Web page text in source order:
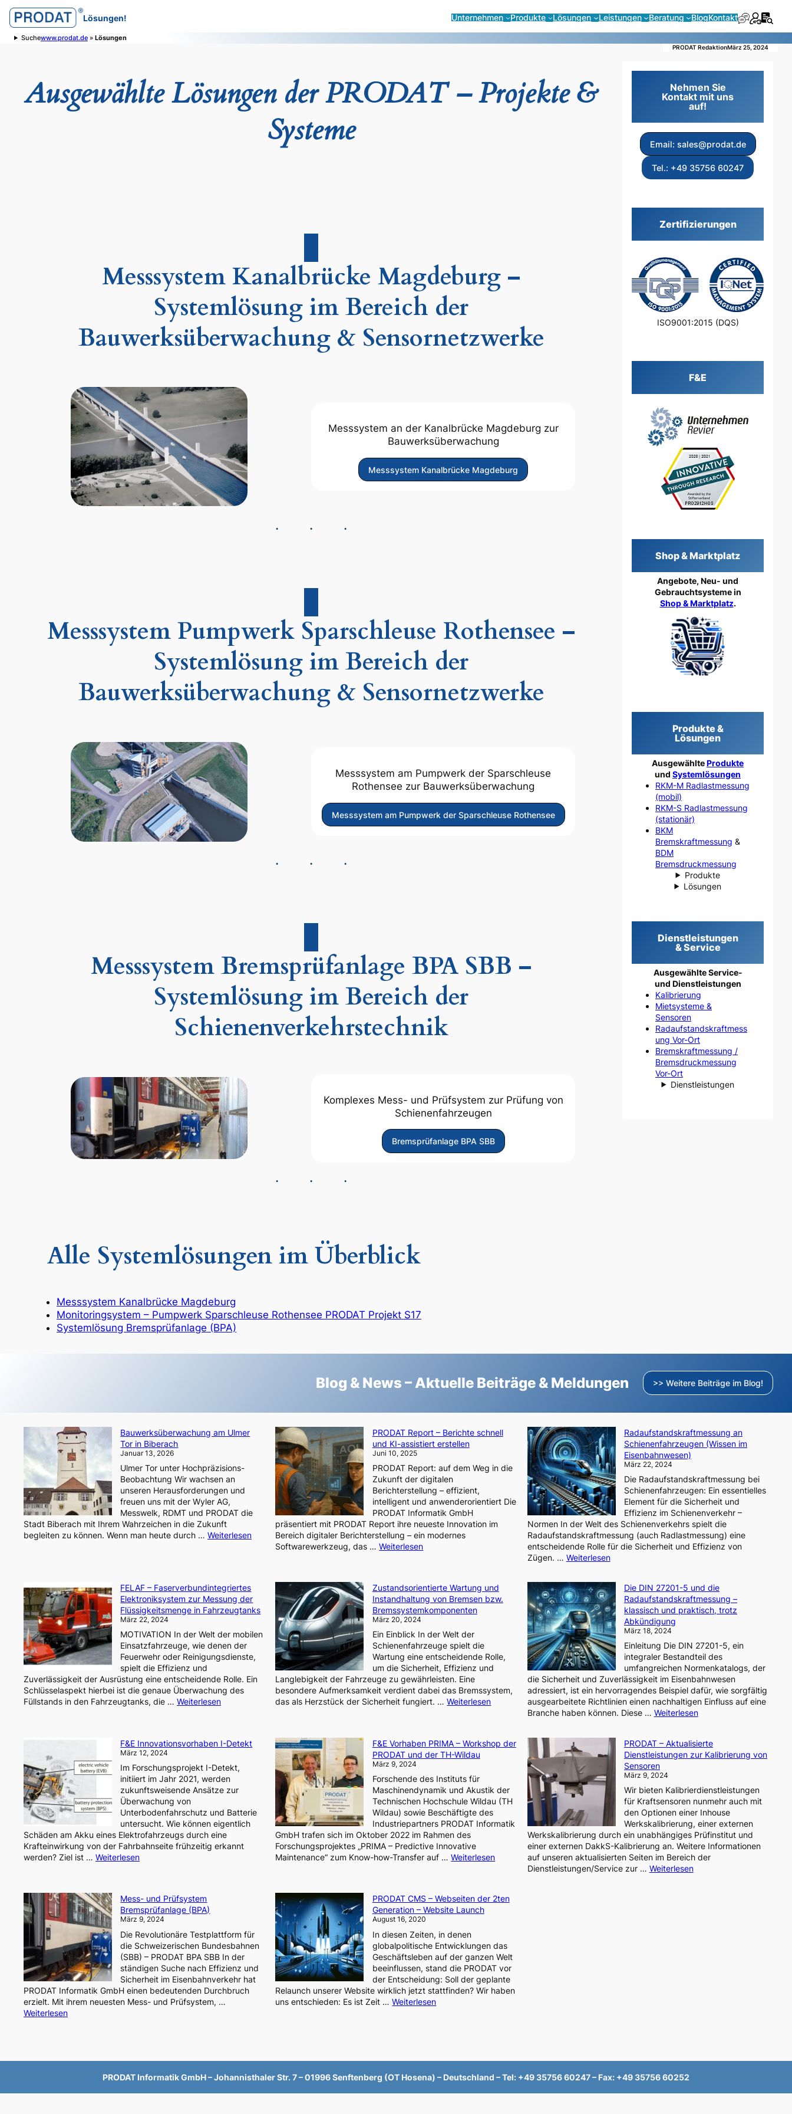
Lösungen! Unternehmen Produkte Lösungen Leistungen Beratung BlogKontakt
Suchewww.prodat.de» Lösungen
PRODAT RedaktionMärz 25, 2024
Ausgewählte Lösungen der PRODAT – Projekte &
Systeme
Messsystem Kanalbrücke Magdeburg –
Systemlösung im Bereich der
Bauwerksüberwachung & Sensornetzwerke
Messsystem an der Kanalbrücke Magdeburg zur
Bauwerksüberwachung
Messsystem Kanalbrücke Magdeburg
Messsystem Pumpwerk Sparschleuse Rothensee –
Systemlösung im Bereich der
Bauwerksüberwachung & Sensornetzwerke
Messsystem am Pumpwerk der Sparschleuse
Rothensee zur Bauwerksüberwachung
Messsystem am Pumpwerk der Sparschleuse Rothensee
Messsystem Bremsprüfanlage BPA SBB –
Systemlösung im Bereich der
Schienenverkehrstechnik
Komplexes Mess- und Prüfsystem zur Prüfung von
Schienenfahrzeugen
Bremsprüfanlage BPA SBB
Alle Systemlösungen im Überblick
Messsystem Kanalbrücke Magdeburg
Monitoringsystem – Pumpwerk Sparschleuse Rothensee PRODAT Projekt S17
Systemlösung Bremsprüfanlage (BPA)
Nehmen Sie
Kontakt mit uns
auf!
Email: sales@prodat.de
Tel.: +49 35756 60247
Zertifizierungen
ISO9001:2015 (DQS)
F&E
Shop & Marktplatz
Angebote, Neu- und
Gebrauchtsysteme in
Shop & Marktplatz.
Produkte &
Lösungen
AusgewählteProdukte
und Systemlösungen
RKM-M Radlastmessung
(mobil)
RKM-S Radlastmessung
(stationär)
BKM
Bremskraftmessung &
BDM
Bremsdruckmessung
Produkte
Lösungen
Dienstleistungen
& Service
Ausgewählte Service-
und Dienstleistungen
Kalibrierung
Mietsysteme &
Sensoren
Radaufstandskraftmess
ung Vor-Ort
Bremskraftmessung /
Bremsdruckmessung
Vor-Ort
Dienstleistungen
Blog & News – Aktuelle Beiträge & Meldungen >> Weitere Beiträge im Blog!
Bauwerksüberwachung am Ulmer
Tor in Biberach
Januar 13, 2026
Ulmer Tor unter Hochpräzisions-
Beobachtung Wir wachsen an
unseren Herausforderungen und
freuen uns mit der Wyler AG,
Messwelk, RDMT und PRODAT die
Stadt Biberach mit Ihrem Wahrzeichen in die Zukunft
begleiten zu können. Wenn man heute durch … Weiterlesen:
Bauwerksüberwachung
in
Biberach
PRODAT Report – Berichte schnell
und KI-assistiert erstellen
Juni 10, 2025
PRODAT Report: auf dem Weg in die
Zukunft der digitalen
Berichterstellung – effizient,
intelligent und anwenderorientiert Die
PRODAT Informatik GmbH
präsentiert mit PRODAT Report ihre neueste Innovation im
Bereich digitaler Berichterstellung – ein modernes
Softwarewerkzeug, das …Weiterlesen:
Berichte
schnell
und
assistiert
erstellen
Radaufstandskraftmessung an
Schienenfahrzeugen (Wissen im
Eisenbahnwesen)
März 22, 2024
Die Radaufstandskraftmessung bei
Schienenfahrzeugen: Ein essentielles
Element für die Sicherheit und
Effizienz im Schienenverkehr –
Normen In der Welt des Schienenverkehrs spielt die
Radaufstandskraftmessung (auch Radlastmessung) eine
entscheidende Rolle für die Sicherheit und Effizienz von
Zügen. … Weiterlesen:
Schienenfahrzeugen
(Wissen
im
Eisenbahnwesen)
FELAF – Faserverbundintegriertes
Elektroniksystem zur Messung der
Flüssigkeitsmenge in Fahrzeugtanks
März 22, 2024
MOTIVATION In der Welt der mobilen
Einsatzfahrzeuge, wie denen der
Feuerwehr oder Reinigungsdienste,
spielt die Effizienz und
Zuverlässigkeit der Ausrüstung eine entscheidende Rolle. Ein
Schlüsselaspekt hierbei ist die genaue Überwachung des
Füllstands in den Fahrzeugtanks, die … Weiterlesen:
Elektroniksystem
Messung
der
Flüssigkeitsmenge
Fahrzeugtanks
Zustandsorientierte Wartung und
Instandhaltung von Bremsen bzw.
Bremssystemkomponenten
März 20, 2024
Ein Einblick In der Welt der
Schienenfahrzeuge spielt die
Wartung eine entscheidende Rolle,
um die Sicherheit, Effizienz und
Langlebigkeit der Fahrzeuge zu gewährleisten. Eine
besondere Aufmerksamkeit verdient dabei das Bremssystem,
das als Herzstück der Sicherheit fungiert. …Weiterlesen:
Zustandsorientierte
Instandhaltung
Bremssystemkomponenten
Die DIN 27201-5 und die
Radaufstandskraftmessung –
klassisch und praktisch, trotz
Abkündigung
März 18, 2024
Einleitung Die DIN 27201-5, ein
integraler Bestandteil des
umfangreichen Normenkatalogs, der
die Sicherheit und Zuverlässigkeit im Eisenbahnwesen
adressiert, ist ein hervorragendes Beispiel dafür, wie sorgfältig
ausgearbeitete Richtlinien einen nachhaltigen Einfluss auf eine
Branche haben können. Diese … Weiterlesen:
27201-
5
–
klassisch
und
praktisch,
trotz
Abkündigung
F&E Innovationsvorhaben I-Detekt
März 12, 2024
Im Forschungsprojekt I-Detekt,
initiiert im Jahr 2021, werden
zukunftsweisende Ansätze zur
Überwachung von
Unterbodenfahrschutz und Batterie
untersucht. Wie können eigentlich
Schäden am Akku eines Elektrofahrzeugs durch eine
Krafteinwirkung von der Fahrbahnseite frühzeitig erkannt
werden? Ziel ist … Weiterlesen:
Detekt
F&E Vorhaben PRIMA – Workshop der
PRODAT und der TH-Wildau
März 9, 2024
Forschende des Instituts für
Maschinendynamik und Akustik der
Technischen Hochschule Wildau (TH
Wildau) sowie Beschäftigte des
Industriepartners PRODAT Informatik
GmbH trafen sich im Oktober 2022 im Rahmen des
Forschungsprojektes „PRIMA – Predictive Innovative
Maintenance“ zum Know-how-Transfer auf …Weiterlesen:
–
und
der
TH-
Wildau
PRODAT – Aktualisierte
Dienstleistungen zur Kalibrierung von
Sensoren
März 9, 2024
Wir bieten Kalibrierdienstleistungen
für Kraftsensoren nunmehr auch mit
den Optionen einer Inhouse
Werkskalibrierung, einer externen
Werkskalibrierung durch ein unabhängiges Prüfinstitut und
einer externen DakkS-Kalibrierung an. Weitere Informationen
auf unseren aktualisierten Seiten im Bereich der
Dienstleistungen/Service zur … Weiterlesen:
Mess- und Prüfsystem
Bremsprüfanlage (BPA)
März 9, 2024
Die Revolutionäre Testplattform für
die Schweizerischen Bundesbahnen
(SBB) – PRODAT BPA SBB In der
ständigen Suche nach Effizienz und
Sicherheit im Eisenbahnverkehr hat
PRODAT Informatik GmbH einen bedeutenden Durchbruch
erzielt. Mit ihrem neuesten Mess- und Prüfsystem, …
Weiterlesen:
PRODAT CMS – Webseiten der 2ten
Generation – Website Launch
August 16, 2020
In diesen Zeiten, in denen
globalpolitische Entwicklungen das
Geschäftsleben auf der ganzen Welt
beeinflussen, stand die PRODAT vor
der Entscheidung: Soll der geplante
Relaunch unserer Website wirklich jetzt stattfinden? Wir haben
uns entschieden: Es ist Zeit …Weiterlesen:
Generation
PRODAT Informatik GmbH – Johannisthaler Str. 7 – 01996 Senftenberg (OT Hosena) – Deutschland – Tel: +49 35756 60247 – Fax: +49 35756 60252